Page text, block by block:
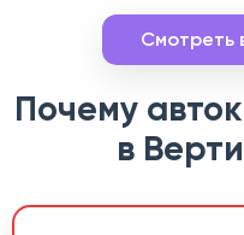
Смотреть
Почему
в